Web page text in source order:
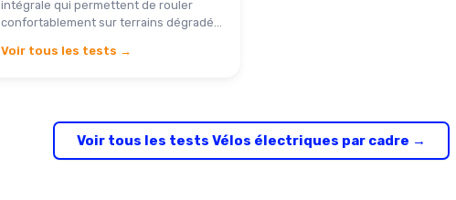
intégrale qui permettent de rouler
confortablement sur terrains dégradé...
Voir tous les tests →
Voir tous les tests Vélos électriques par cadre →